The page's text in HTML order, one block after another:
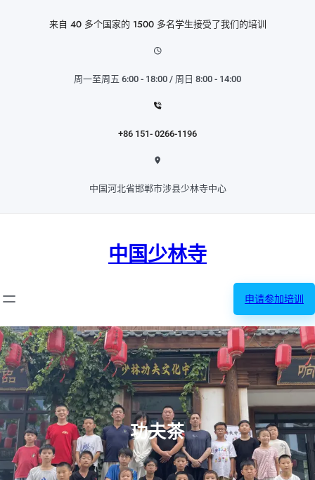
来自 40 多个国家的 1500 多名学生接受了我们的培训
周一至周五 6:00 - 18:00 / 周日 8:00 - 14:00
+86 151- 0266-1196
中国河北省邯郸市涉县少林寺中心
中国少林寺
申请参加培训
功夫茶